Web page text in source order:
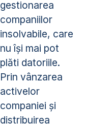
gestionarea
companiilor
insolvabile, care
nu își mai pot
plăti datoriile.
Prin vânzarea
activelor
companiei și
distribuirea